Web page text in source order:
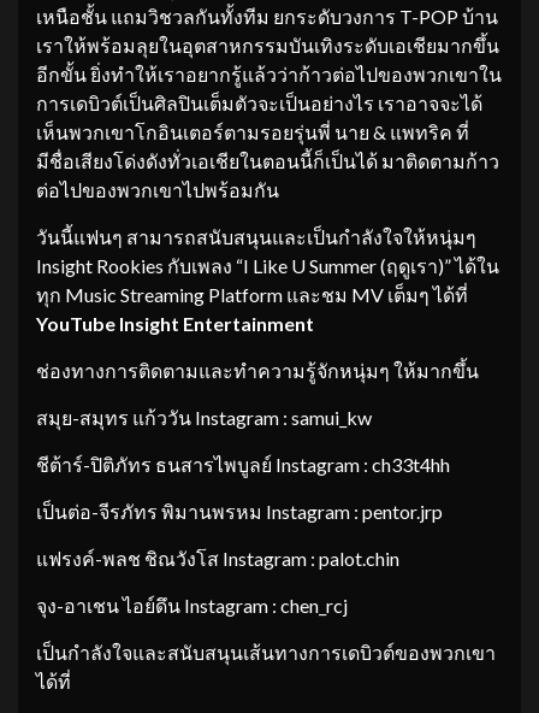
เหนือชั้น แถมวิชวลกันทั้งทีม ยกระดับวงการ T-POP บ้าน
เราให้พร้อมลุยในอุตสาหกรรมบันเทิงระดับเอเชียมากขึ้น
อีกขั้น ยิ่งทำให้เราอยากรู้แล้วว่าก้าวต่อไปของพวกเขาใน
การเดบิวต์เป็นศิลปินเต็มตัวจะเป็นอย่างไร เราอาจจะได้
เห็นพวกเขาโกอินเตอร์ตามรอยรุ่นพี่ นาย & แพทริค ที่
มีชื่อเสียงโด่งดังทั่วเอเชียในตอนนี้ก็เป็นได้ มาติดตามก้าว
ต่อไปของพวกเขาไปพร้อมกัน
วันนี้แฟนๆ สามารถสนับสนุนและเป็นกำลังใจให้หนุ่มๆ
Insight Rookies กับเพลง “I Like U Summer (ฤดูเรา)” ได้ใน
ทุก Music Streaming Platform และชม MV เต็มๆ ได้ที่
YouTube Insight Entertainment
ช่องทางการติดตามและทำความรู้จักหนุ่มๆ ให้มากขึ้น
สมุย-สมุทร แก้ววัน Instagram : samui_kw
ชีต้าร์-ปิติภัทร ธนสารไพบูลย์ Instagram : ch33t4hh
เป็นต่อ-จีรภัทร พิมานพรหม Instagram : pentor.jrp
แฟรงค์-พลช ชิณวังโส Instagram : palot.chin
จุง-อาเชน ไอย์ดึน Instagram : chen_rcj
เป็นกำลังใจและสนับสนุนเส้นทางการเดบิวต์ของพวกเขา
ได้ที่